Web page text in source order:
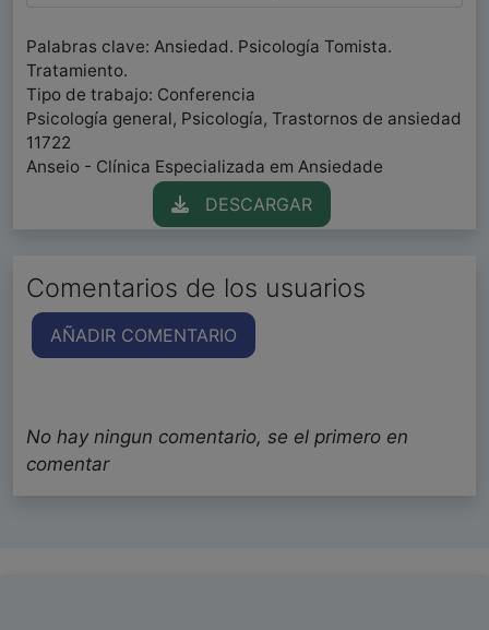
Palabras clave: Ansiedad. Psicología Tomista.
Tratamiento.
Tipo de trabajo: Conferencia
Psicología general, Psicología, Trastornos de ansiedad
11722
Anseio - Clínica Especializada em Ansiedade
DESCARGAR
Comentarios de los usuarios
AÑADIR COMENTARIO
No hay ningun comentario, se el primero en
comentar